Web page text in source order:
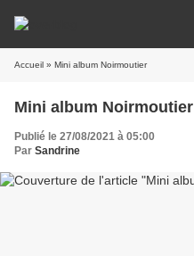
Accueil » Mini album Noirmoutier
Mini album Noirmoutier
Publié le 27/08/2021 à 05:00
Par Sandrine